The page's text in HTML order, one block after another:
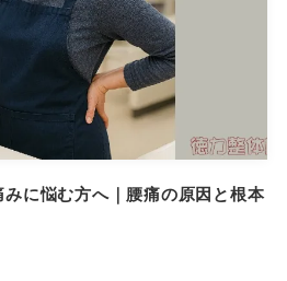
に悩む方へ｜腰痛の原因と根本